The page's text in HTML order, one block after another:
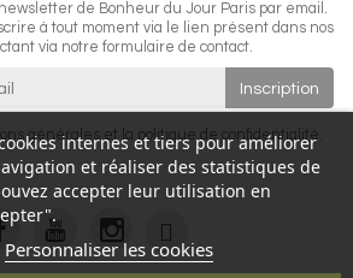
internes et tiers pour améliorer
et réaliser des statistiques de
accepter leur utilisation en
Personnaliser les cookies
de Bonheur du Jour Paris par email.
à tout moment via le lien présent dans nos
via notre formulaire de contact.
générales et la politique de confidentialité.